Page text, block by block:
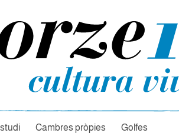
Cambres pròpies Golfes